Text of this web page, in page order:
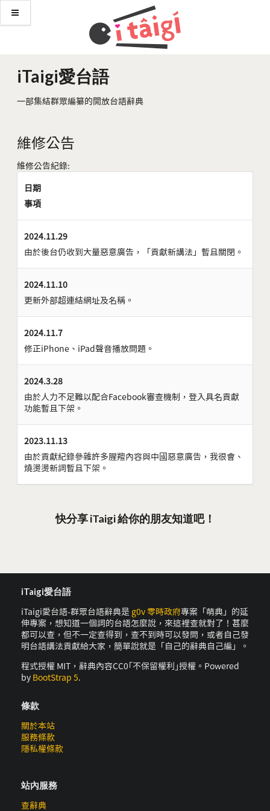
iTaigi愛台語
一部集結群眾編纂的開放台語辭典
維修公告
維修公告紀錄:
日期
事項
2024.11.29
由於後台仍收到大量惡意廣告，「貢獻新講法」暫且關閉。
2024.11.10
更新外部超連結網址及名稱。
2024.11.7
修正iPhone、iPad聲音播放問題。
2024.3.28
由於人力不足難以配合Facebook審查機制，登入具名貢獻
功能暫且下架。
2023.11.13
由於貢獻紀錄參雜許多腥羶內容與中國惡意廣告，我很會、
燒燙燙新詞暫且下架。
快分享 iTaigi 給你的朋友知道吧！
iTaigi愛台語
iTaigi愛台語-群眾台語辭典是 g0v 零時政府專案「萌典」的延
伸專案，想知道一個詞的台語怎麼說，來這裡查就對了！甚麼
都可以查，但不一定查得到，查不到時可以發問，或者自己發
明台語講法貢獻給大家，簡單說就是「自己的辭典自己編」。
程式授權 MIT，辭典內容CC0｢不保留權利｣授權。Powered
by BootStrap 5.
條款
關於本站
服務條款
隱私權條款
站內服務
查辭典